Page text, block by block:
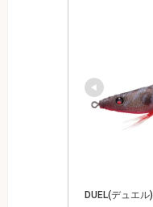
DUEL(デュエル)